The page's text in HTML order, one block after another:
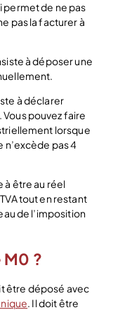
permet de ne pas
pas la facturer à
à déposer une
à déclarer
Vous pouvez faire
lorsque
n’excède pas 4
à être au réel
tout en restant
de l’imposition
?
être déposé avec
. Il doit être